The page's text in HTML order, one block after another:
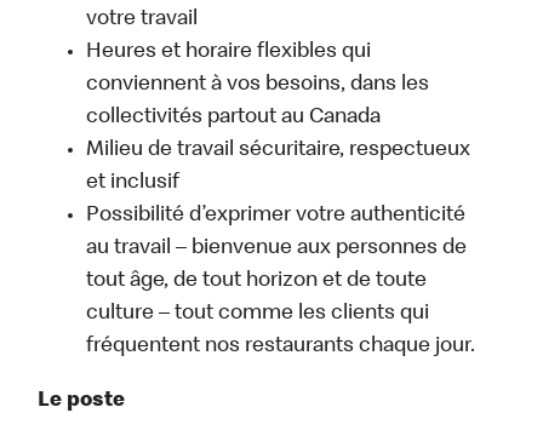
votre travail
Heures et horaire flexibles qui
conviennent à vos besoins, dans les
collectivités partout au Canada
Milieu de travail sécuritaire, respectueux
et inclusif
Possibilité d’exprimer votre authenticité
au travail – bienvenue aux personnes de
tout âge, de tout horizon et de toute
culture – tout comme les clients qui
fréquentent nos restaurants chaque jour.
Le poste